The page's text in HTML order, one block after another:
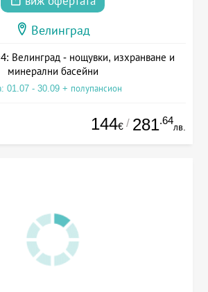
Велинград
Велинград - нощувки, изхранване и
минерални басейни
01.07 - 30.09 + полупансион
144€ / 281.64
лв.